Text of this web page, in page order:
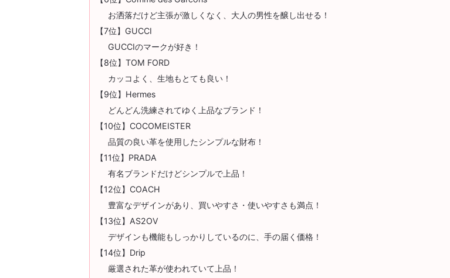
お洒落だけど主張が激しくなく、大人の男性を醸し出せる！
【7位】GUCCI
GUCCIのマークが好き！
【8位】TOM FORD
カッコよく、生地もとても良い！
【9位】Hermes
どんどん洗練されてゆく上品なブランド！
【10位】COCOMEISTER
品質の良い革を使用したシンプルな財布！
【11位】PRADA
有名ブランドだけどシンプルで上品！
【12位】COACH
豊富なデザインがあり、買いやすさ・使いやすさも満点！
【13位】AS2OV
デザインも機能もしっかりしているのに、手の届く価格！
【14位】Drip
厳選された革が使われていて上品！